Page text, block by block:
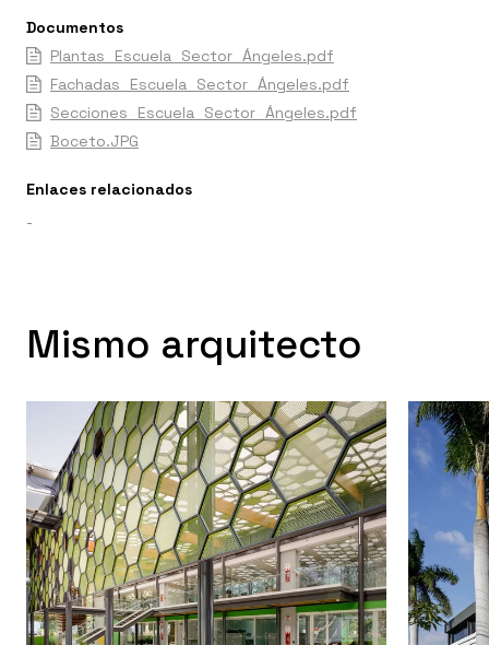
Documentos
Plantas_Escuela_Sector_Ángeles.pdf
Fachadas_Escuela_Sector_Ángeles.pdf
Secciones_Escuela_Sector_Ángeles.pdf
Boceto.JPG
Enlaces relacionados
-
Mismo arquitecto